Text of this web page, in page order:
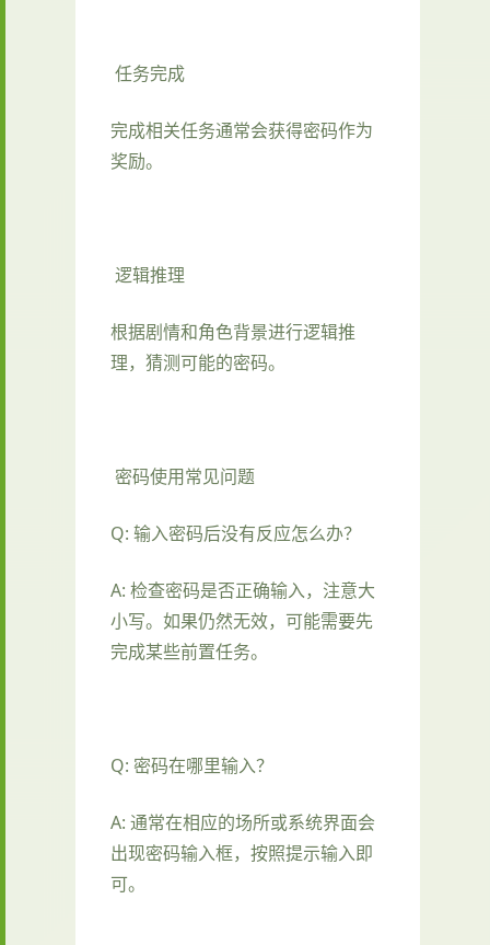
任务完成
完成相关任务通常会获得密码作为
奖励。
逻辑推理
根据剧情和角色背景进行逻辑推
理，猜测可能的密码。
密码使用常见问题
Q: 输入密码后没有反应怎么办？
A: 检查密码是否正确输入，注意大
小写。如果仍然无效，可能需要先
完成某些前置任务。
Q: 密码在哪里输入？
A: 通常在相应的场所或系统界面会
出现密码输入框，按照提示输入即
可。